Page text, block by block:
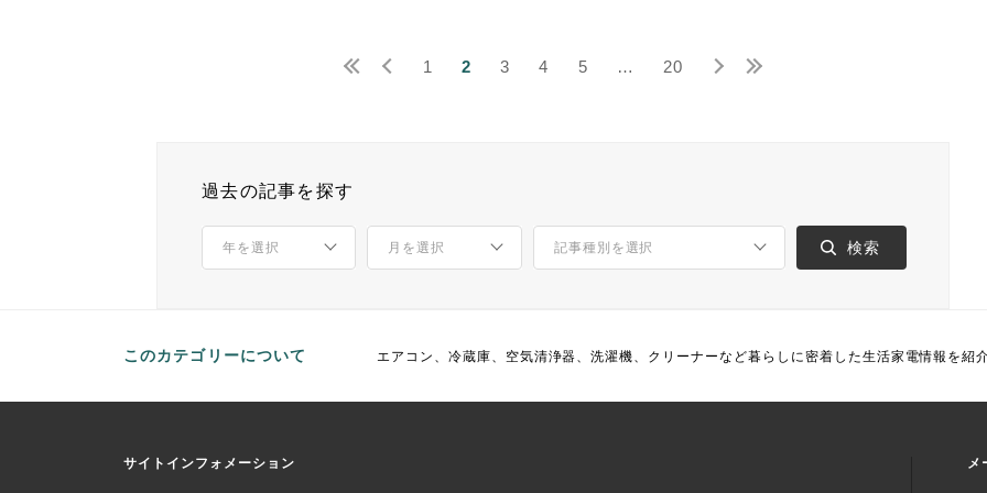
1 2 3 4 5 … 20
過去の記事を探す
このカテゴリーについて エアコン、冷蔵庫、空気清浄器、洗濯機、クリーナーなど暮らしに密着した生活家電情報を紹介
サイトインフォメーション メ